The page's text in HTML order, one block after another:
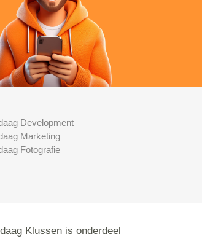
Development
Marketing
Fotografie
Klussen is onderdeel